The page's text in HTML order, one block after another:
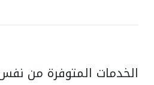
الخدمات المتوفرة من